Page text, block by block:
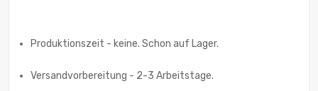
Produktionszeit - keine. Schon auf Lager.
Versandvorbereitung - 2-3 Arbeitstage.